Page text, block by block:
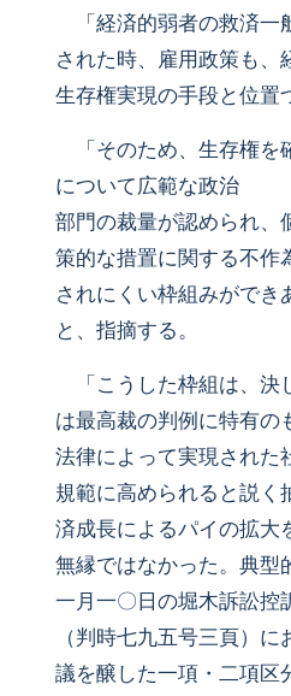
「経済的弱者の救済一
された時、雇用政策も、
生存権実現の手段と位置
「そのため、生存権を
について広範な政治
部門の裁量が認められ、
策的な措置に関する不作
されにくい枠組みができ
と、指摘する。
「こうした枠組は、決
は最高裁の判例に特有の
法律によって実現された
規範に高められると説く
済成長によるパイの拡大
無縁ではなかった。典型
一月一〇日の堀木訴訟控
（判時七九五号三頁）
議を醸した一項・二項区